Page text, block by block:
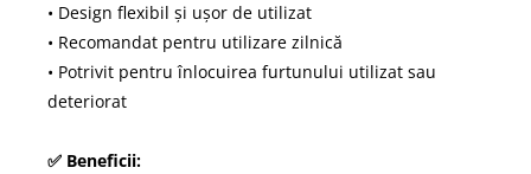
• Design flexibil și ușor de utilizat
• Recomandat pentru utilizare zilnică
• Potrivit pentru înlocuirea furtunului utilizat sau
deteriorat
✅ Beneficii: